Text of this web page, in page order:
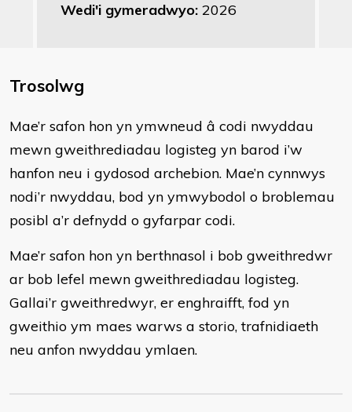
Wedi'i gymeradwyo: 2026
Trosolwg
​Mae’r safon hon yn ymwneud â codi nwyddau
mewn gweithrediadau logisteg yn barod i’w
hanfon neu i gydosod archebion. Mae’n cynnwys
nodi’r nwyddau, bod yn ymwybodol o broblemau
posibl a’r defnydd o gyfarpar codi.
Mae’r safon hon yn berthnasol i bob gweithredwr
ar bob lefel mewn gweithrediadau logisteg.
Gallai’r gweithredwyr, er enghraifft, fod yn
gweithio ym maes warws a storio, trafnidiaeth
neu anfon nwyddau ymlaen.